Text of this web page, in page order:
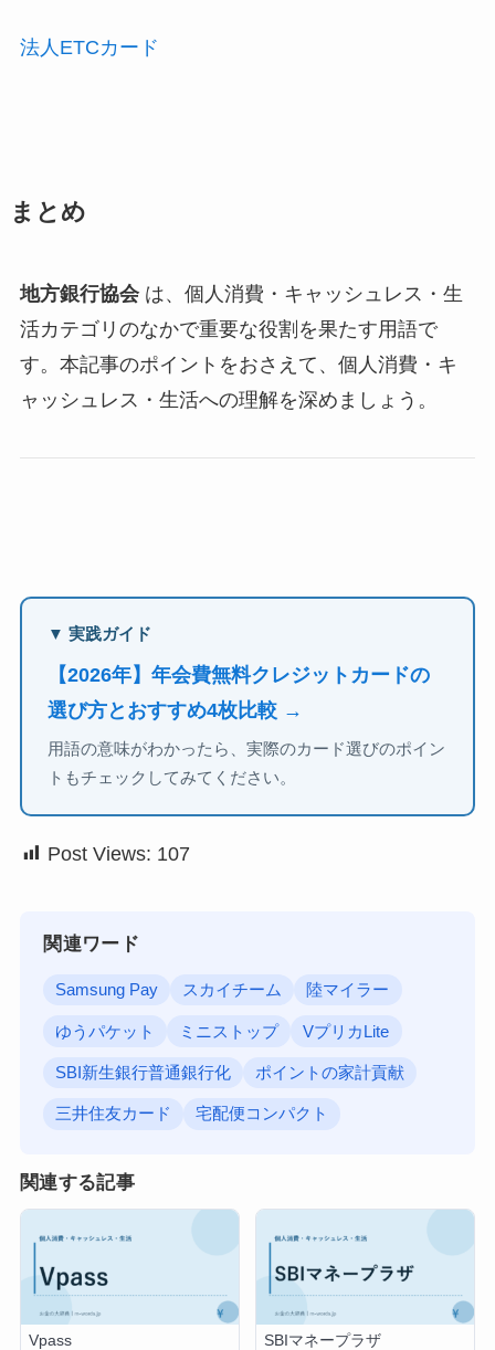
法人ETCカード
まとめ
地方銀行協会は、個人消費・キャッシュレス・生
活カテゴリのなかで重要な役割を果たす用語で
す。本記事のポイントをおさえて、個人消費・キ
ャッシュレス・生活への理解を深めましょう。
▼ 実践ガイド
【2026年】年会費無料クレジットカードの
選び方とおすすめ4枚比較 →
用語の意味がわかったら、実際のカード選びのポイン
トもチェックしてみてください。
Post Views: 107
関連ワード
Samsung Pay スカイチーム 陸マイラー
ゆうパケット ミニストップ VプリカLite
SBI新生銀行普通銀行化 ポイントの家計貢献
三井住友カード 宅配便コンパクト
関連する記事
Vpass SBIマネープラザ